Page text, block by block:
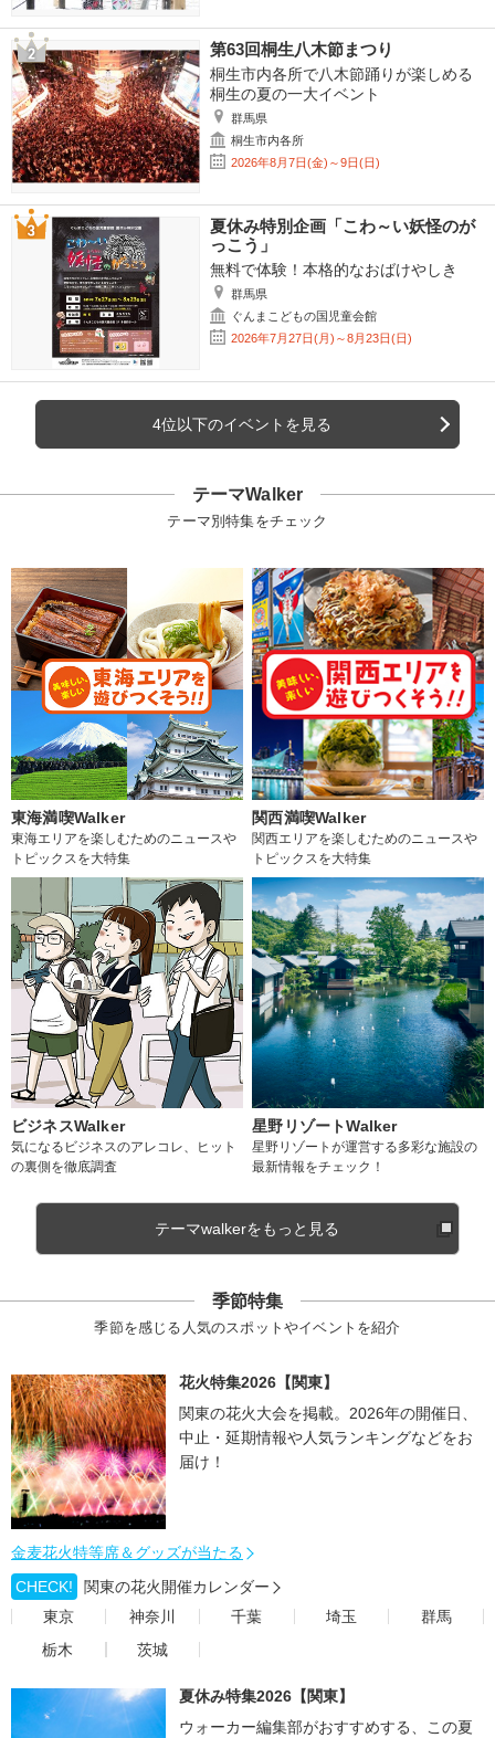
第63回桐生八木節まつり
桐生市内各所で八木節踊りが楽しめる
桐生の夏の一大イベント
群馬県
桐生市内各所
2026年8月7日(金)～9日(日)
夏休み特別企画「こわ～い妖怪のが
っこう」
無料で体験！本格的なおばけやしき
群馬県
ぐんまこどもの国児童会館
2026年7月27日(月)～8月23日(日)
4位以下のイベントを見る
テーマWalker
テーマ別特集をチェック
東海満喫Walker
東海エリアを楽しむためのニュースや
トピックスを大特集
関西満喫Walker
関西エリアを楽しむためのニュースや
トピックスを大特集
ビジネスWalker
気になるビジネスのアレコレ、ヒット
の裏側を徹底調査
星野リゾートWalker
星野リゾートが運営する多彩な施設の
最新情報をチェック！
テーマwalkerをもっと見る
季節特集
季節を感じる人気のスポットやイベントを紹介
花火特集2026【関東】
関東の花火大会を掲載。2026年の開催日、
中止・延期情報や人気ランキングなどをお
届け！
金麦花火特等席＆グッズが当たる
CHECK!
関東の花火開催カレンダー
東京
神奈川 千葉 埼玉
群馬
栃木
茨城
夏休み特集2026【関東】
ウォーカー編集部がおすすめする、この夏